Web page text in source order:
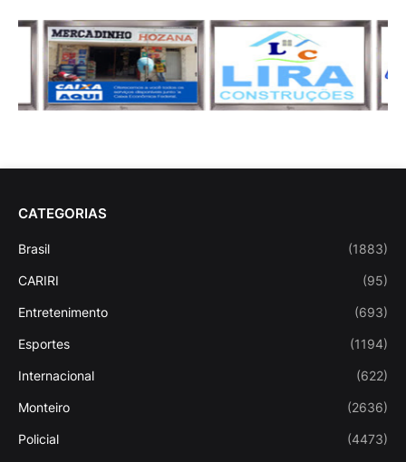
CATEGORIAS
Brasil (1883)
CARIRI (95)
Entretenimento (693)
Esportes (1194)
Internacional (622)
Monteiro (2636)
Policial (4473)